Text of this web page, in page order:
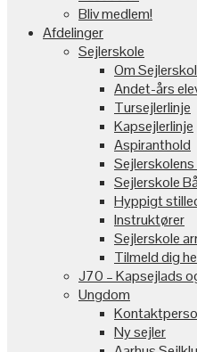
Bliv medlem!
Afdelinger
Sejlerskole
Om
Andet-års
Tursejlerlinje
Kapsejlerlinje
Aspiranthold
Sejlerskolens
Sejlerskole
Hyppigt
Instruktører
Sejlerskole
Tilmeld dig
J70 – Kapsejlads
Ungdom
Ny sejler